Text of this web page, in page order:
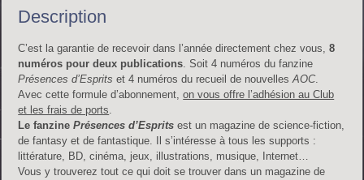
Description
C’est la garantie de recevoir dans l’année directement chez vous,8
numéros pour deux publications. Soit 4 numéros du fanzine
Présences d’Esprits et 4 numéros du recueil de nouvellesAOC.
Avec cette formule d’abonnement,on vous offre l’adhésion au Club
et les frais de ports.
Le fanzinePrésences d’Esprits est un magazine de science-fiction,
de fantasy et de fantastique. Il s’intéresse à tous les supports :
littérature, BD, cinéma, jeux, illustrations, musique, Internet…
Vous y trouverez tout ce qui doit se trouver dans un magazine de